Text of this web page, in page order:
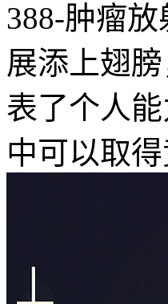
388-肿瘤
展添上翅
表了个人
中可以取得